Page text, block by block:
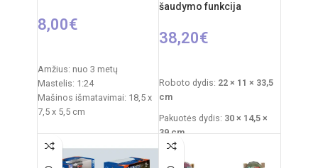
nuo 6 metų
8,00€
Amžius: nuo 3 metų
Mastelis: 1:24
Mašinos išmatavimai: 18,5 x
7,5 x 5,5 cm
11,5 x 9,3 cm
Maitinimas mašinai: 3 x AA
šaudymo funkcija
38,20€
Roboto dydis: 22 × 11 × 33,5
cm
Pakuotės dydis: 30 × 14,5 ×
39 cm
Pakuotės svoris: